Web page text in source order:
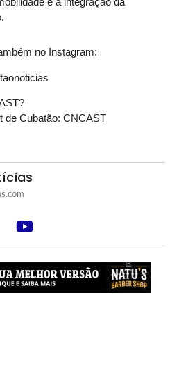
no Instagram:
de Cubatão: CNCAST